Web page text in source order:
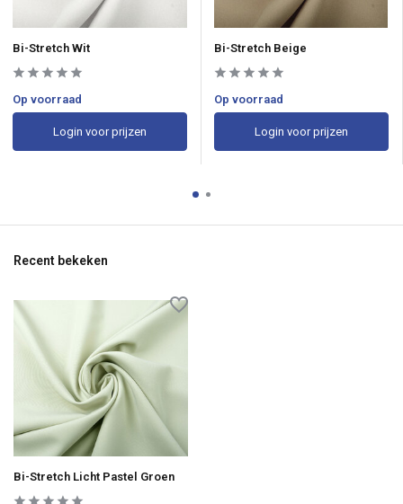
Bi-Stretch Wit
Op voorraad
Login voor prijzen
Bi-Stretch Beige
Op voorraad
Login voor prijzen
Recent bekeken
Bi-Stretch Licht Pastel Groen